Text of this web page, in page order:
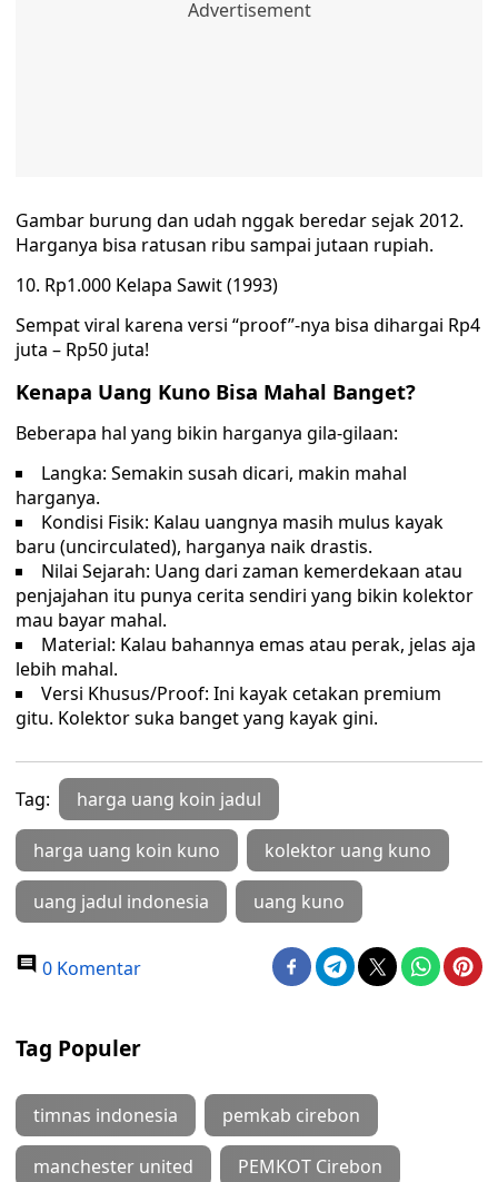
Gambar burung dan udah nggak beredar sejak 2012.
Harganya bisa ratusan ribu sampai jutaan rupiah.
10. Rp1.000 Kelapa Sawit (1993)
Sempat viral karena versi “proof”-nya bisa dihargai Rp4
juta – Rp50 juta!
Kenapa Uang Kuno Bisa Mahal Banget?
Beberapa hal yang bikin harganya gila-gilaan:
Langka: Semakin susah dicari, makin mahal
harganya.
Kondisi Fisik: Kalau uangnya masih mulus kayak
baru (uncirculated), harganya naik drastis.
Nilai Sejarah: Uang dari zaman kemerdekaan atau
penjajahan itu punya cerita sendiri yang bikin kolektor
mau bayar mahal.
Material: Kalau bahannya emas atau perak, jelas aja
lebih mahal.
Versi Khusus/Proof: Ini kayak cetakan premium
gitu. Kolektor suka banget yang kayak gini.
Tag: harga uang koin jadul
harga uang koin kuno kolektor uang kuno
uang jadul indonesia uang kuno
0 Komentar
Tag Populer
timnas indonesia pemkab cirebon
manchester united PEMKOT Cirebon